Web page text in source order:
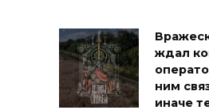
ждал
ним
иначе